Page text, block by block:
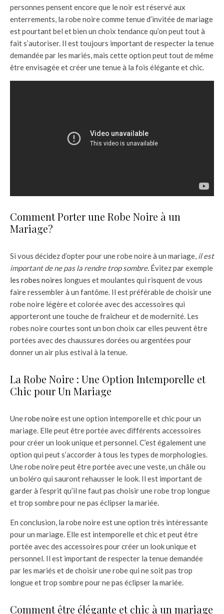
personnes pensent encore que le noir est réservé aux
enterrements, la robe noire comme tenue d’invitée de mariage
est pourtant bel et bien un choix tendance qu’on peut tout à
fait s’autoriser. Il est toujours important de respecter la tenue
demandée par les mariés, mais cette option peut tout de même
être envisagée et créer une tenue à la fois élégante et chic.
Comment Porter une Robe Noire à un
Mariage?
Si vous décidez d’opter pour une robe noire à un mariage, il est
important de ne pas la rendre trop sombre. Évitez par exemple
les robes noires longues et moulantes qui risquent de vous
faire ressembler à un fantôme. Il est préférable de choisir une
robe noire légère et colorée avec des accessoires qui
apporteront une touche de fraîcheur et de modernité. Les
robes noire courtes sont un bon choix car elles peuvent être
portées avec des chaussures dorées ou argentées pour
donner un air plus estival à la tenue.
La Robe Noire : Une Option Intemporelle et
Chic pour Un Mariage
Unerobe noireest une option intemporelle et chic pour un
mariage. Elle peut être portée avec différents accessoires
pour créer un look unique et personnel. C’est également une
option qui peut s’accorder à tous les types de morphologies.
Une robe noire peut être portée avec une veste, un châle ou
un boléro qui sauront rehausser le look. Il est important de
garder à l’esprit qu’il ne faut pas choisir une robe trop longue
et trop sombre pour ne pas éclipser la mariée.
En conclusion, la robe noire est une option très intéressante
pour un mariage. Elle est intemporelle et chic et peut être
portée avec des accessoires pour créer un look unique et
personnel. Il est important de respecter la tenue demandée
par les mariés et de choisir une robe qui ne soit pas trop
longue et trop sombre pour ne pas éclipser la mariée.
Comment être élégante et chic à un mariage